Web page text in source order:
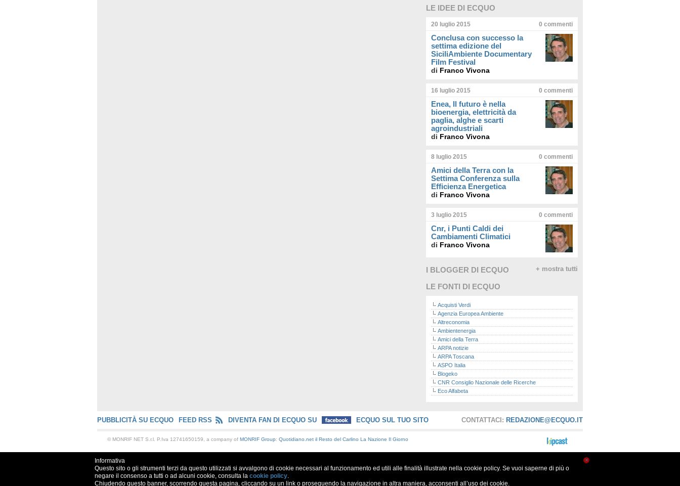
LE IDEE DI ECQUO
20 luglio 2015 0 commenti
Conclusa con successo la
settima edizione del
SiciliAmbiente Documentary
Film Festival
di Franco Vivona
16 luglio 2015 0 commenti
Enea, Il futuro è nella
bioenergia, elettricità da
paglia, alghe e scarti
agroindustriali
di Franco Vivona
8 luglio 2015 0 commenti
Amici della Terra con la
Settima Conferenza sulla
Efficienza Energetica
di Franco Vivona
3 luglio 2015 0 commenti
Cnr, i Punti Caldi dei
Cambiamenti Climatici
di Franco Vivona
I BLOGGER DI ECQUO + mostra tutti
LE FONTI DI ECQUO
Acquisti Verdi
Agenzia Europea Ambiente
Altreconomia
Ambientenergia
Amici della Terra
ARPA notizie
ARPA Toscana
ASPO Italia
Blogeko
CNR Consiglio Nazionale delle Ricerche
Eco Alfabeta
Eco Radio
Greenpeace
ISPRA - Istituto Superiore per la Protezione e la
La nuova Ecologia
CONTATTACI: REDAZIONE@ECQUO.IT
PUBBLICITÀ SU ECQUO FEED RSS DIVENTA FAN DI ECQUO SU ECQUO SUL TUO SITO
© MONRIF NET S.r.l. P.Iva 12741650159, a company of MONRIF Group: Quotidiano.net il Resto del Carlino La Nazione Il Giorno
×
Informativa
Questo sito o gli strumenti terzi da questo utilizzati si avvalgono di cookie necessari al funzionamento ed utili alle finalità illustrate nella cookie policy. Se vuoi saperne di più o
negare il consenso a tutti o ad alcuni cookie, consulta la cookie policy.
Chiudendo questo banner, scorrendo questa pagina, cliccando su un link o proseguendo la navigazione in altra maniera, acconsenti all’uso dei cookie.